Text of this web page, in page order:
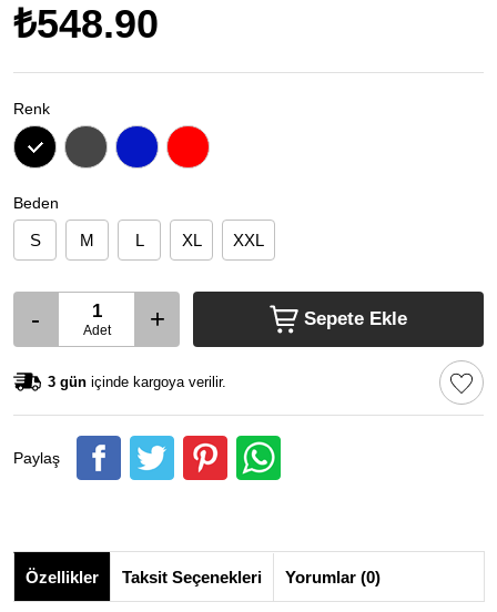
₺548.90
Renk
Beden
S M L XL XXL
- Adet + Sepete Ekle
3 gün içinde kargoya verilir.
Paylaş
Özellikler Taksit Seçenekleri Yorumlar (0)